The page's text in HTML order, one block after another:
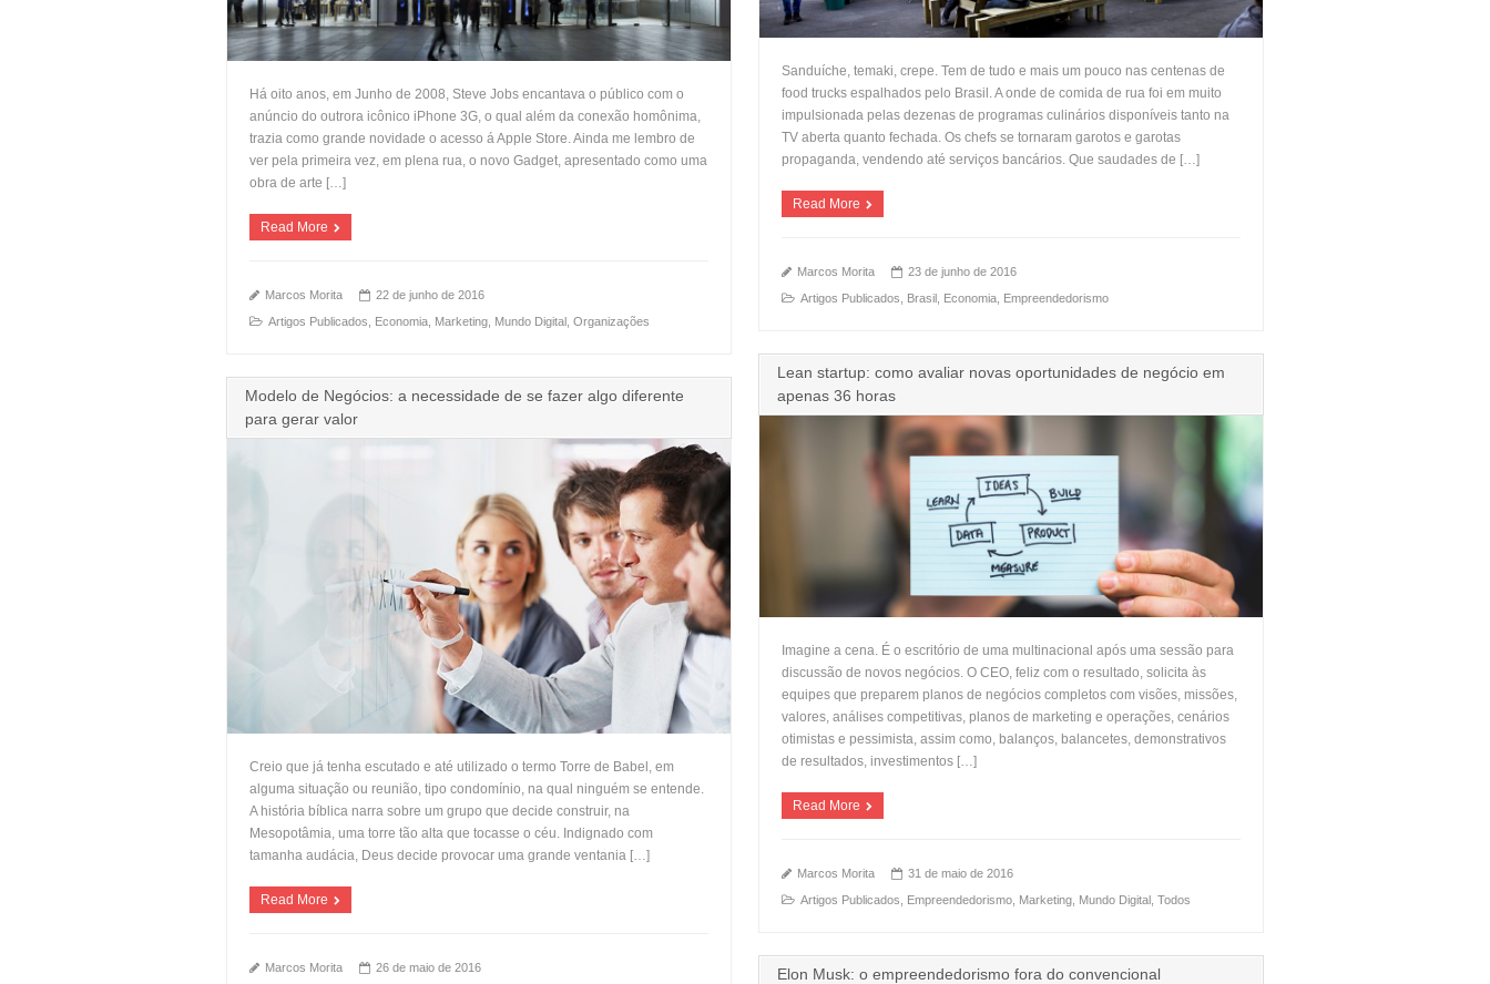
Sanduíche, temaki, crepe. Tem de tudo e mais um pouco nas centenas de
food trucks espalhados pelo Brasil. A onde de comida de rua foi em muito
impulsionada pelas dezenas de programas culinários disponíveis tanto na
TV aberta quanto fechada. Os chefs se tornaram garotos e garotas
propaganda, vendendo até serviços bancários. Que saudades de […]
Read More
Marcos Morita
23 de junho de 2016
Artigos Publicados
Brasil Economia Empreendedorismo
Há oito anos, em Junho de 2008, Steve Jobs encantava o público com o
anúncio do outrora icônico iPhone 3G, o qual além da conexão homônima,
trazia como grande novidade o acesso á Apple Store. Ainda me lembro de
ver pela primeira vez, em plena rua, o novo Gadget, apresentado como uma
obra de arte […]
Read More
Marcos Morita
22 de junho de 2016
Artigos Publicados
Economia Marketing Mundo Digital Organizações
Lean startup: como avaliar novas oportunidades de negócio em
apenas 36 horas
Imagine a cena. É o escritório de uma multinacional após uma sessão para
discussão de novos negócios. O CEO, feliz com o resultado, solicita às
equipes que preparem planos de negócios completos com visões, missões,
valores, análises competitivas, planos de marketing e operações, cenários
otimistas e pessimista, assim como, balanços, balancetes, demonstrativos
de resultados, investimentos […]
Read More
Marcos Morita
31 de maio de 2016
Artigos Publicados
Empreendedorismo Marketing Mundo Digital Todos
Modelo de Negócios: a necessidade de se fazer algo diferente
para gerar valor
Creio que já tenha escutado e até utilizado o termo Torre de Babel, em
alguma situação ou reunião, tipo condomínio, na qual ninguém se entende.
A história bíblica narra sobre um grupo que decide construir, na
Mesopotâmia, uma torre tão alta que tocasse o céu. Indignado com
tamanha audácia, Deus decide provocar uma grande ventania […]
Read More
Marcos Morita
26 de maio de 2016
Elon Musk: o empreendedorismo fora do convencional